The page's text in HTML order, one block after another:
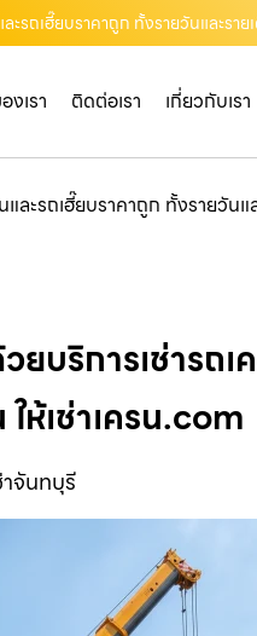
รถเฮี๊ยบราคาถูก ทั้งรายวันและราย
งเรา ติดต่อเรา เกี่ยวกับเรา
ะรถเฮี๊ยบราคาถูก ทั้งรายวันแ
บริการเช่ารถ
ห้เช่าเครน.com
าจันทบุรี